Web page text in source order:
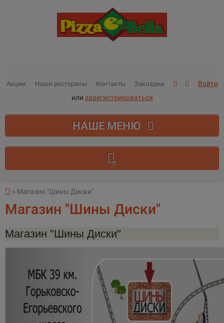
Акции Наши рестораны Контакты Закладки
Войти
или зарегистрироваться
НАШЕ МЕНЮ
0
» Магазин "Шины Диски"
Магазин "Шины Диски"
Магазин "Шины Диски"